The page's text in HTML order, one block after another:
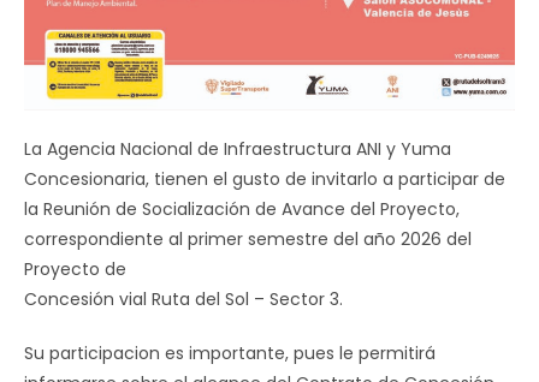
La Agencia Nacional de Infraestructura ANI y Yuma
Concesionaria, tienen el gusto de invitarlo a participar de
la Reunión de Socialización de Avance del Proyecto,
correspondiente al primer semestre del año 2026 del
Proyecto de
Concesión vial Ruta del Sol – Sector 3.
Su participacion es importante, pues le permitirá